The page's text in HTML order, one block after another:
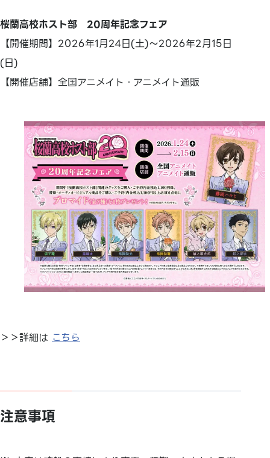
桜蘭高校ホスト部 20周年記念フェア
【開催期間】2026年1月24日(土)～2026年2月15日
(日)
【開催店舗】全国アニメイト・アニメイト通販
＞＞詳細は こちら
注意事項